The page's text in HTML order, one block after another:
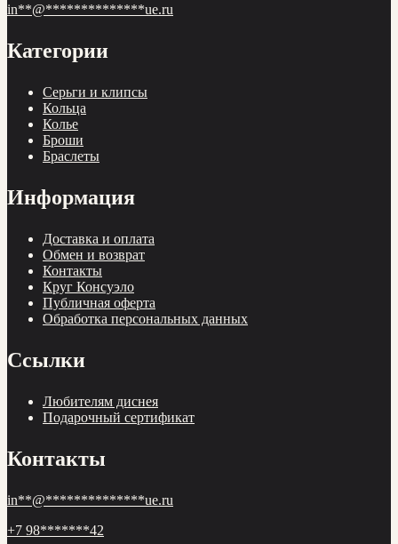
in**@**************ue.ru
Категории
Cерьги и клипсы
Кольца
Колье
Броши
Браслеты
Информация
Доставка и оплата
Обмен и возврат
Контакты
Круг Консуэло
Публичная оферта
Обработка персональных данных
Ссылки
Любителям диснея
Подарочный сертификат
Контакты
in**@**************ue.ru
+7 98*******42